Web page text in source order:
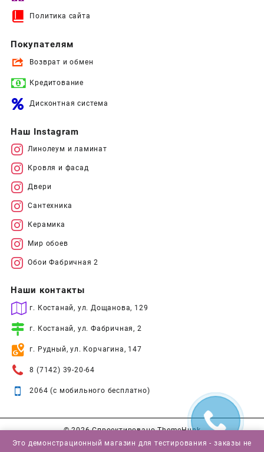
Политика сайта
Покупателям
Возврат и обмен
Кредитование
Дисконтная система
Наш Instagram
Линолеум и ламинат
Кровля и фасад
Двери
Сантехника
Керамика
Мир обоев
Обои Фабричная 2
Наши контакты
г. Костанай, ул. Дощанова, 129
г. Костанай, ул. Фабричная, 2
г. Рудный, ул. Корчагина, 147
8 (7142) 39-20-64
2064 (с мобильного бесплатно)
© 2026Спроектировано ThemeHunk
Это демонстрационный магазин для тестирования - заказы не